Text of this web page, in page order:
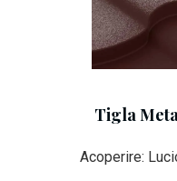
Tigla
Acoperire: